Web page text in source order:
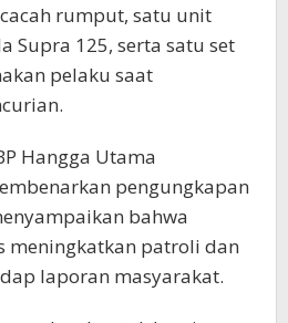
rumput, satu unit
Supra 125, serta satu set
pelaku saat
Hangga Utama
pengungkapan
bahwa
meningkatkan patroli dan
laporan masyarakat.